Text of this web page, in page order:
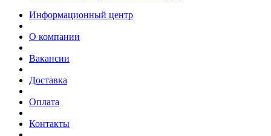
Информационный центр
О компании
Вакансии
Доставка
Оплата
Контакты